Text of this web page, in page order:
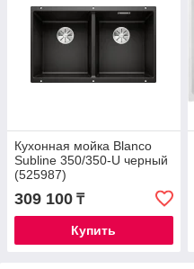
Кухонная мойка Blanco
Subline 350/350-U черный
(525987)
309 100 ₸
Купить